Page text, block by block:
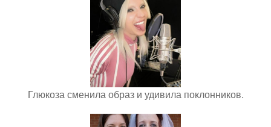
Глюкоза сменила образ и удивила поклонников.